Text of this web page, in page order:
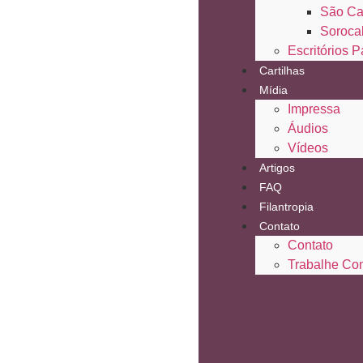
São
Escritórios
Cartilhas
Mídia
Impressa
Áudios
Vídeos
Artigos
FAQ
Filantropia
Contato
Contato
Trabalhe